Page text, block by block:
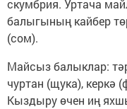
скумбрия. Уртача
балыгының кайбер
(сом).
Майсыз балыклар:
чуртан (щука), керкә
Кыздыру өчен иң